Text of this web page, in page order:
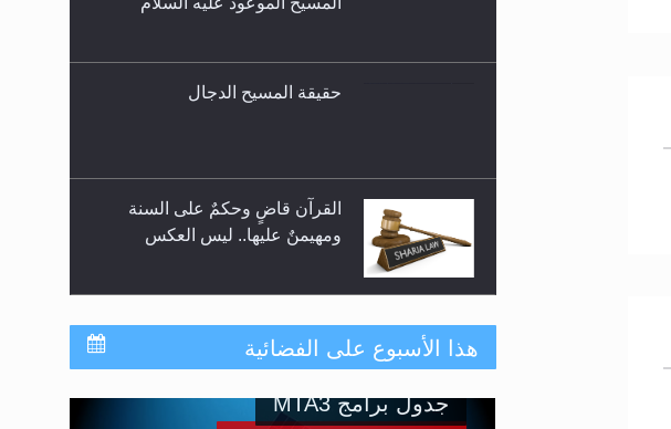
المقتولة تساوي نصف ديّة الرجل
حقيقة المسيح الدجال
القرآن قاضٍ وحكمٌ على السنة
ومهيمنٌ عليها.. ليس العكس
لا ناسخ ولا منسوخ في القرآن
الكريم
هذا الأسبوع على الفضائية
جدول برامج MTA3